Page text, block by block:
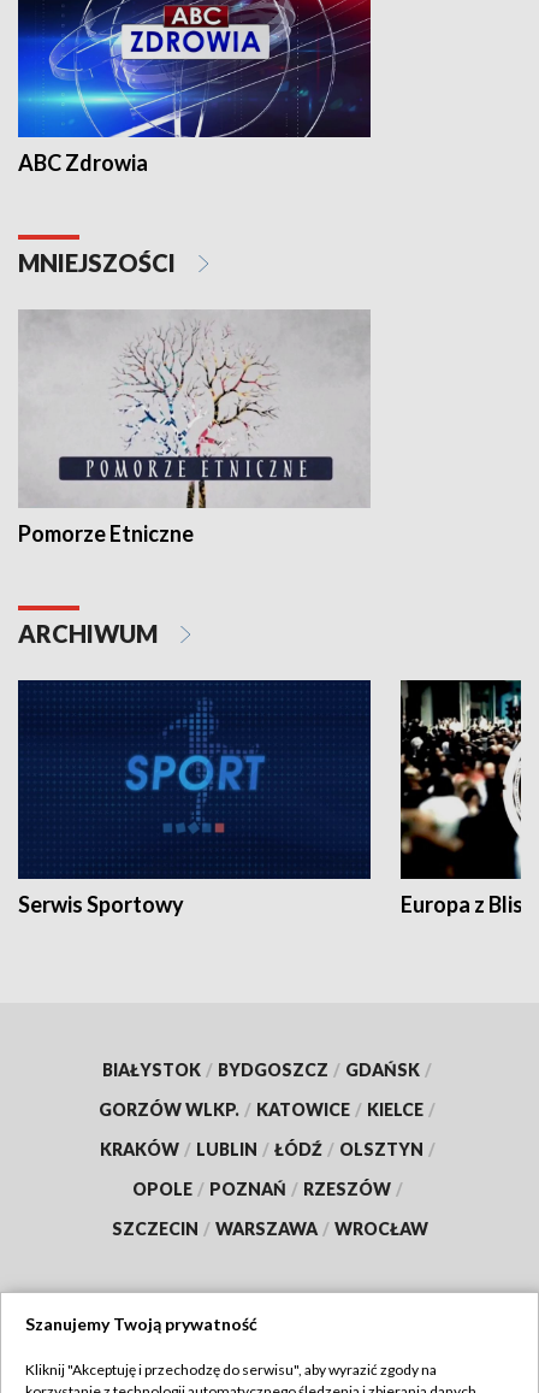
ABC Zdrowia
MNIEJSZOŚCI
Pomorze Etniczne
ARCHIWUM
Serwis Sportowy Europa z
BIAŁYSTOK / BYDGOSZCZ / GDAŃSK /
GORZÓW WLKP. / KATOWICE / KIELCE /
KRAKÓW / LUBLIN / ŁÓDŹ / OLSZTYN /
OPOLE / POZNAŃ / RZESZÓW /
SZCZECIN / WARSZAWA / WROCŁAW
Szanujemy Twoją prywatność
Kliknij "Akceptuję i przechodzę do serwisu", aby wyrazić zgody na